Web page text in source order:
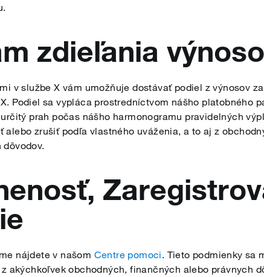
zdieľania
v službe X vám umožňuje dostávať podiel z výnosov
Podiel sa vypláca prostredníctvom nášho platobného
prah počas nášho harmonogramu pravidelných
alebo zrušiť podľa vlastného uváženia, a to aj z
nájdete v našom Centre pomoci. Tieto podmienky sa
akýchkoľvek obchodných, finančných alebo právnych